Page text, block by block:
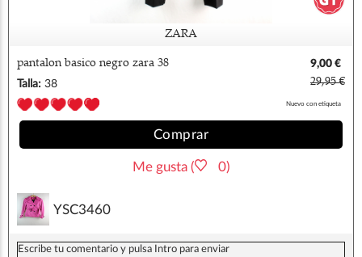
ZARA
pantalon basico negro zara 38
9,00 €
Talla: 38 29,95 €
Nuevo con etiqueta
Comprar
Me gusta ( 0)
YSC3460